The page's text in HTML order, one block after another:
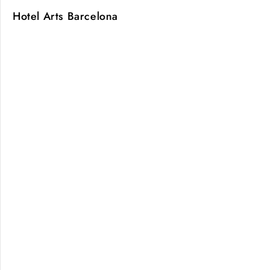
Hotel Arts Barcelona